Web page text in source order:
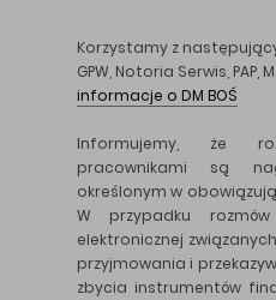
Korzystamy z
GPW, Notoria Serwis, PAP,
informacje o DM BOŚ
Informujemy, że
pracownikami są
określonym w
W przypadku
elektronicznej
przyjmowania i
zbycia instrumentów